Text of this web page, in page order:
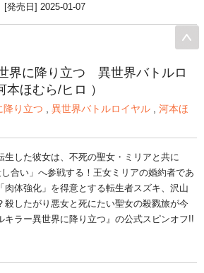
発売日] 2025-01-07
界に降り立つ 異世界バトルロ
ほむら/ヒロ ）
降り立つ 異世界バトルロイヤル
河本ほ
生した彼女は、不死の聖女・ミリアと共に
し合い」へ参戦する！王女ミリアの婚約者であ
肉体強化」を得意とする転生者スズキ、沢山
したがり悪女と死にたい聖女の殺戮旅が今
キラー異世界に降り立つ』の公式スピンオフ!!